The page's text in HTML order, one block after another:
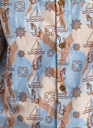
из льна
кухни
каравая | венчания |